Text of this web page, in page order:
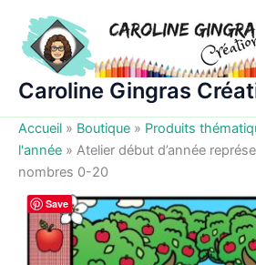
contenu
Caroline Gingras
Accueil » Boutique » Produits
l'année » Atelier début d’année
nombres 0-20
Save